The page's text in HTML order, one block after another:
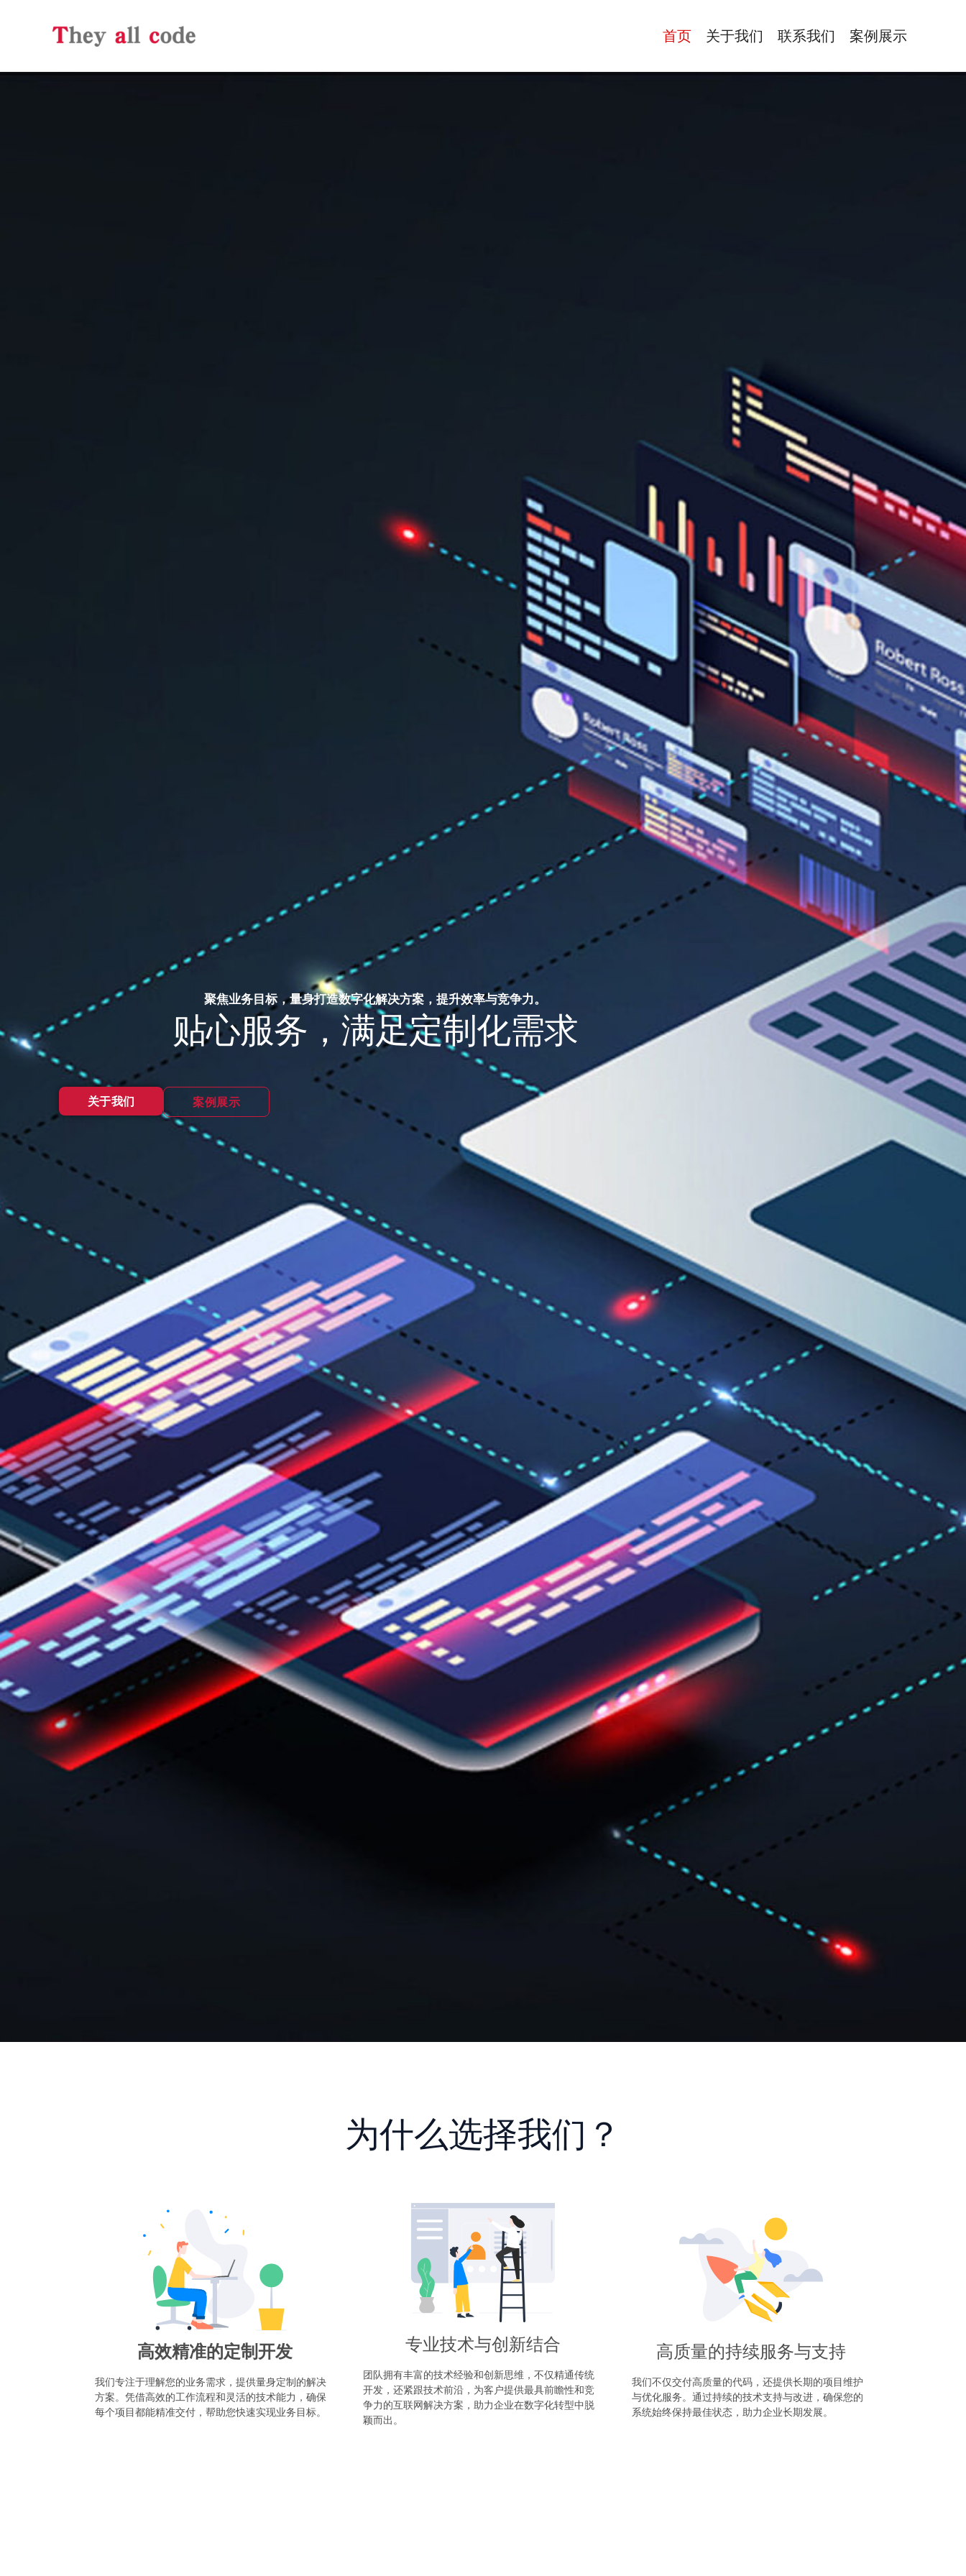
首页 关于我们 联系我们 案例展示
聚焦业务目标，量身打造数字化解决方案，提升效率与竞争力。
贴心服务，满足定制化需求
关于我们 案例展示
为什么选择我们？
高效精准的定制开发
我们专注于理解您的业务需求，提供量身定制的解决
方案。凭借高效的工作流程和灵活的技术能力，确保
每个项目都能精准交付，帮助您快速实现业务目标。
专业技术与创新结合
团队拥有丰富的技术经验和创新思维，不仅精通传统
开发，还紧跟技术前沿，为客户提供最具前瞻性和竞
争力的互联网解决方案，助力企业在数字化转型中脱
颖而出。
高质量的持续服务与支持
我们不仅交付高质量的代码，还提供长期的项目维护
与优化服务。通过持续的技术支持与改进，确保您的
系统始终保持最佳状态，助力企业长期发展。